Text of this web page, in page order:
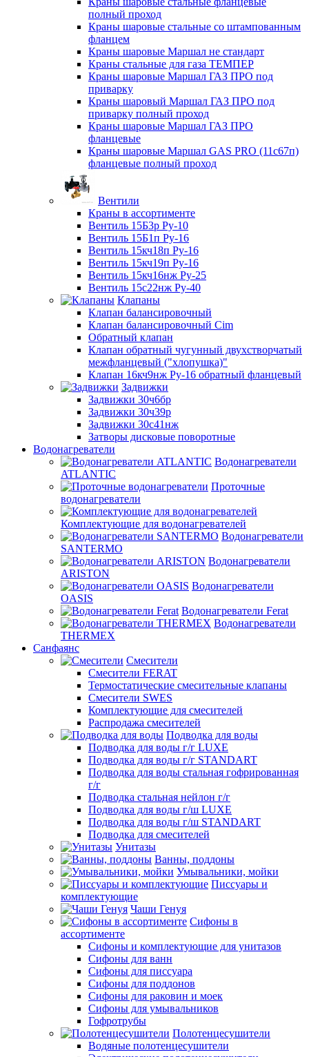
полный проход
Краны шаровые стальные со штампованным
фланцем
Краны шаровые Маршал не стандарт
Краны стальные для газа ТЕМПЕР
Краны шаровые Маршал ГАЗ ПРО под
приварку
Краны шаровый Маршал ГАЗ ПРО под
приварку полный проход
Краны шаровые Маршал ГАЗ ПРО
фланцевые
Краны шаровые Маршал GAS PRO (11с67п)
фланцевые полный проход
Вентили
Краны в ассортименте
Вентиль 15Б3р Ру-10
Вентиль 15Б1п Ру-16
Вентиль 15кч18п Ру-16
Вентиль 15кч19п Ру-16
Вентиль 15кч16нж Ру-25
Вентиль 15с22нж Ру-40
Клапаны
Клапан балансировочный
Клапан балансировочный Cim
Обратный клапан
Клапан обратный чугунный двухстворчатый
межфланцевый ("хлопушка)"
Клапан 16кч9нж Ру-16 обратный фланцевый
Задвижки
Задвижки 30ч6бр
Задвижки 30ч39р
Задвижки 30с41нж
Затворы дисковые поворотные
Водонагреватели
Водонагреватели
ATLANTIC
Проточные
водонагреватели
Комплектующие для водонагревателей
Водонагреватели
SANTERMO
Водонагреватели
ARISTON
Водонагреватели
OASIS
Водонагреватели Ferat
Водонагреватели
THERMEX
Санфаянс
Смесители
Смесители FERAT
Термостатические смесительные клапаны
Смесители SWES
Комплектующие для смесителей
Распродажа смесителей
Подводка для воды
Подводка для воды г/г LUXE
Подводка для воды г/г STANDART
Подводка для воды стальная гофрированная
г/г
Подводка стальная нейлон г/г
Подводка для воды г/ш LUXE
Подводка для воды г/ш STANDART
Подводка для смесителей
Унитазы
Ванны, поддоны
Умывальники, мойки
Писсуары и
комплектующие
Чаши Генуя
Сифоны в
ассортименте
Сифоны и комплектующие для унитазов
Сифоны для ванн
Сифоны для писсуара
Сифоны для поддонов
Сифоны для раковин и моек
Сифоны для умывальников
Гофротрубы
Полотенцесушители
Водяные полотенцесушители